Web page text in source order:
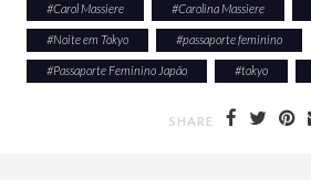
#Carol Massiere #Carolina Massiere
#Noite em Tokyo #passaporte feminino
#Passaporte Feminino Japão #tokyo
SHARE